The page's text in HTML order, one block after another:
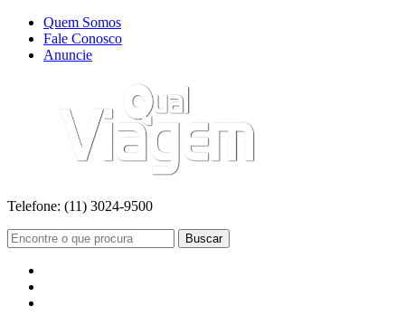
Quem Somos
Fale Conosco
Anuncie
Telefone: (11) 3024-9500
Buscar